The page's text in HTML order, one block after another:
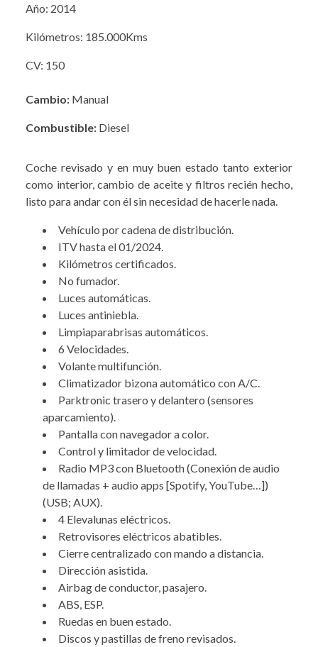
Año: 2014
Kilómetros: 185.000Kms
CV: 150
Cambio: Manual
Combustible: Diesel
Coche revisado y en muy buen estado tanto exterior
como interior, cambio de aceite y filtros recién hecho,
listo para andar con él sin necesidad de hacerle nada.
Vehículo por cadena de distribución.
ITV hasta el 01/2024.
Kilómetros certificados.
No fumador.
Luces automáticas.
Luces antiniebla.
Limpiaparabrisas automáticos.
6 Velocidades.
Volante multifunción.
Climatizador bizona automático con A/C.
Parktronic trasero y delantero (sensores
aparcamiento).
Pantalla con navegador a color.
Control y limitador de velocidad.
Radio MP3 con Bluetooth (Conexión de audio
de llamadas + audio apps [Spotify, YouTube…])
(USB; AUX).
4 Elevalunas eléctricos.
Retrovisores eléctricos abatibles.
Cierre centralizado con mando a distancia.
Dirección asistida.
Airbag de conductor, pasajero.
ABS, ESP.
Ruedas en buen estado.
Discos y pastillas de freno revisados.